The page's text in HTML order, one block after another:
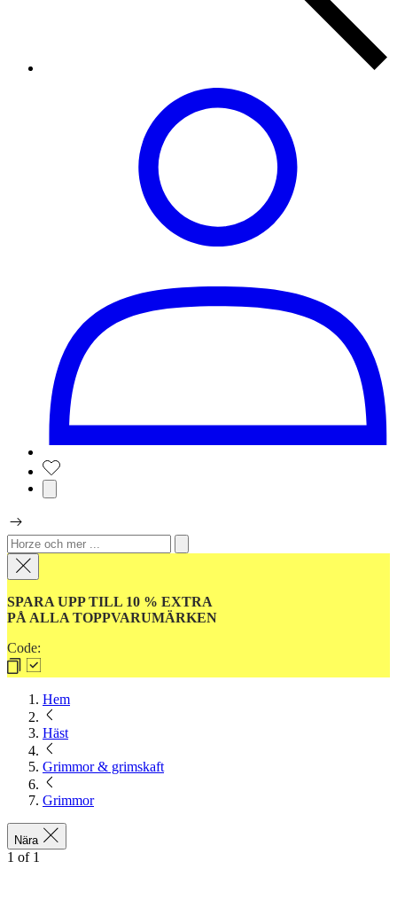
SPARA UPP TILL 10 % EXTRA
PÅ ALLA TOPPVARUMÄRKEN
Code:
Hem
Häst
Grimmor & grimskaft
Grimmor
Nära
1 of 1